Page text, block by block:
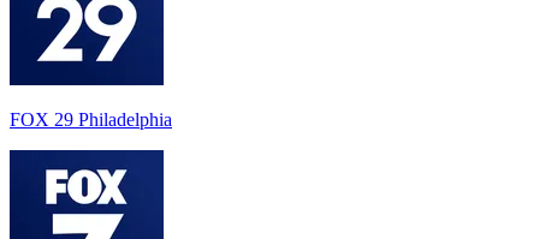
FOX 29 Philadelphia